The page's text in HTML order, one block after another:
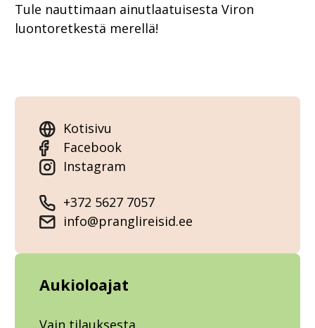
Tule nauttimaan ainutlaatuisesta Viron
luontoretkestä merellä!
Kotisivu
Facebook
Instagram
+372 5627 7057
info@pranglireisid.ee
Aukioloajat
Vain tilauksesta